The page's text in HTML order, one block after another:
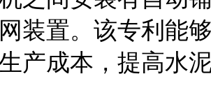
装置。该专利能
产成本，提高水